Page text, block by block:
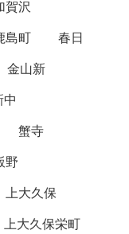
賀沢
島町
春日
金山新
蟹寺
野
上大久保
上大久保栄町